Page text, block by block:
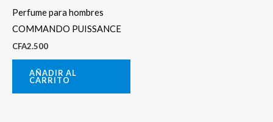
Perfume para hombres
COMMANDO PUISSANCE
CFA2.500
AÑADIR AL
CARRITO